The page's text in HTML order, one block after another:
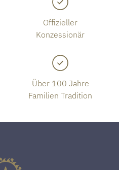
Offizieller
Konzessionär
Über 100 Jahre
Familien Tradition